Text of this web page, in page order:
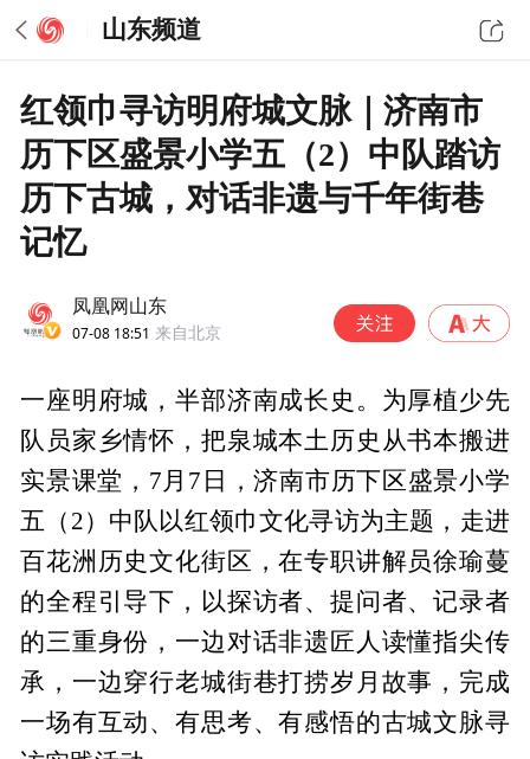
山东频道
红领巾寻访明府城文脉｜济南市
历下区盛景小学五（2）中队踏访
历下古城，对话非遗与千年街巷
记忆
凤凰网山东
07-08 18:51 来自北京
一座明府城，半部济南成长史。为厚植少先
队员家乡情怀，把泉城本土历史从书本搬进
实景课堂，7月7日，济南市历下区盛景小学
五（2）中队以红领巾文化寻访为主题，走进
百花洲历史文化街区，在专职讲解员徐瑜蔓
的全程引导下，以探访者、提问者、记录者
的三重身份，一边对话非遗匠人读懂指尖传
承，一边穿行老城街巷打捞岁月故事，完成
一场有互动、有思考、有感悟的古城文脉寻